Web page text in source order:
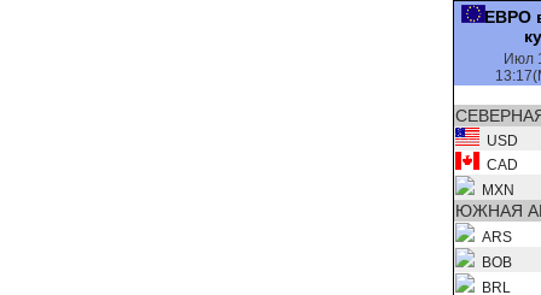
ЕВРО
Июл
USD
CAD
MXN
ЮЖНАЯ
ARS
BOB
BRL